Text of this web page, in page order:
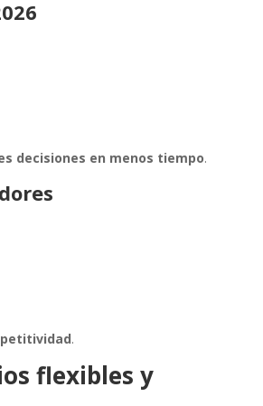
decisiones en menos tiempo.
.
flexibles y